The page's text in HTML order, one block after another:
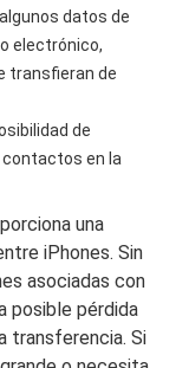
datos de
electrónico,
transfieran de
de
en la
una
iPhones. Sin
asociadas con
posible pérdida
transferencia. Si